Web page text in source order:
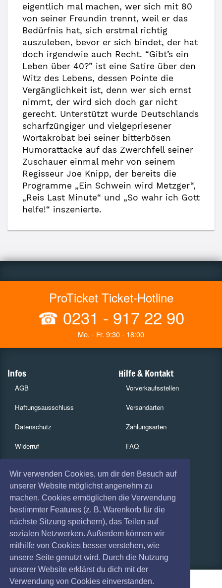
Wir verwenden Cookies, um dir den Besuch auf
unserer Website möglichst angenehm zu
machen. Cookies ermöglichen die Verwendung
bestimmter Features (z. B. Warenkorb für die
nächste Sitzung speichern), das Teilen auf
sozialen Netzwerken. Außerdem können wir
mithilfe von Cookies besser verstehen, wie
unsere Seite genutzt wird. Durch die Nutzung
unserer Website erklärst du dich mit der
Verwendung von Cookies einverstanden.
eigentlich mal machen, wer sich mit 80
von seiner Freundin trennt, weil er das
Bedürfnis hat, sich erstmal richtig
auszuleben, bevor er sich bindet, der hat
doch irgendwie auch Recht. “Gibt’s ein
Leben über 40?” ist eine Satire über den
Witz des Lebens, dessen Pointe die
Vergänglichkeit ist, denn wer sich ernst
nimmt, der wird sich doch gar nicht
gerecht. Unterstützt wurde Deutschlands
scharfzüngiger und vielgepriesener
Wortakrobat bei seiner bitterbösen
Humorattacke auf das Zwerchfell seiner
Zuschauer einmal mehr von seinem
Regisseur Joe Knipp, der bereits die
Programme „Ein Schwein wird Metzger“,
„Reis Last Minute“ und „So wahr ich Gott
helfe!“ inszenierte.
ProTicket Ticket-Hotline
☎ 0231 - 917 22 90
Mo. - Fr. 9:30 - 18:00
Infos
AGB
Haftungsausschluss
Datenschutz
Widerruf
Absagen
Hilfe & Kontakt
Vorverkaufsstellen
Versandarten
Zahlungsarten
FAQ
Services
Gutscheine
Geschäftskunden
Kartenrückgabe
Besucherregistrierung